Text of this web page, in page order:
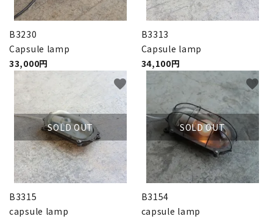
B3230
Capsule lamp
33,000円
B3313
Capsule lamp
34,100円
SOLD OUT
B3315
capsule lamp
favorite
SOLD OUT
B3154
capsule lamp
favorite